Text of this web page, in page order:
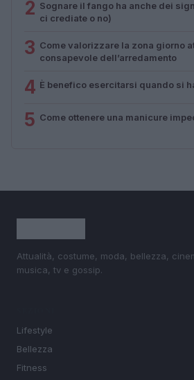
2 Sognare il fango ha anche dei
ci crediate o no)
3 Come valorizzare la zona giorno
consapevole dell’arredamento
4 È benefico esercitarsi quando si
5 Come ottenere una manicure
Attualità, costume, moda, bellezza,
musica, tv e gossip.
Lifestyle
Bellezza
Fitness